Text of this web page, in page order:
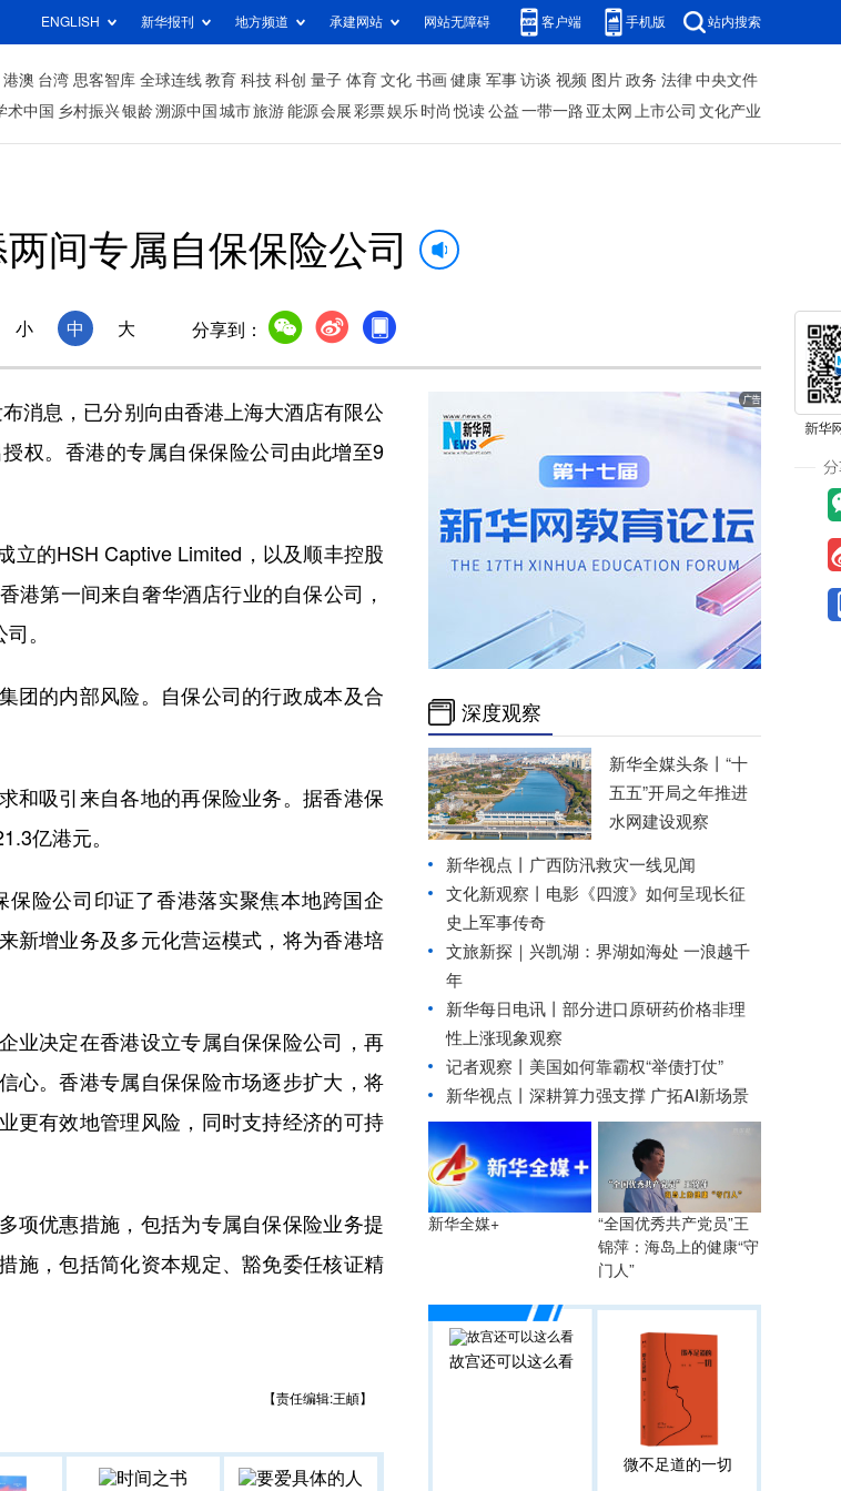
ENGLISH 新华报刊 地方频道 承建网站 网站无障碍 客户端 手机版 站内搜索
港澳 台湾 思客智库 全球连线 教育 科技 科创 量子 体育 文化 书画 健康 军事 访谈 视频 图片 政务 法律 中央文件
术中国 乡村振兴银龄溯源中国 城市旅游 能源 会展 彩票娱乐 时尚 悦读 公益 一带一路 亚太网 上市公司 文化产业
间专属自保保险公司
小 中 大 分享到：
息，已分别向由香港上海大酒店有限公
权。香港的专属自保保险公司由此增至9
的HSH Captive Limited，以及顺丰控股
港第一间来自奢华酒店行业的自保公司，
。
的内部风险。自保公司的行政成本及合
吸引来自各地的再保险业务。据香港保
亿港元。
险公司印证了香港落实聚焦本地跨国企
新增业务及多元化营运模式，将为香港培
决定在香港设立专属自保保险公司，再
心。香港专属自保保险市场逐步扩大，将
更有效地管理风险，同时支持经济的可持
优惠措施，包括为专属自保保险业务提
施，包括简化资本规定、豁免委任核证精
【责任编辑:王頔】
深度观察
新华全媒头条丨 “十
五五”开局之年推进
水网建设观察
新华视点丨
广西防汛救灾一线见闻
文化新观察丨 电影《四渡》如何呈现长征
史上军事传奇
文旅新探｜兴凯湖：界湖如海处 一浪越千
年
新华每日电讯丨 部分进口原研药价格非理
性上涨现象观察
记者观察丨美国如何靠霸权“举债打仗”
新华视点丨 深耕算力强支撑 广拓AI新场景
新华全媒+
“全国优秀共产党员”王
锦萍：海岛上的健康“守
门人”
故宫还可以这么看
微不足道的一切